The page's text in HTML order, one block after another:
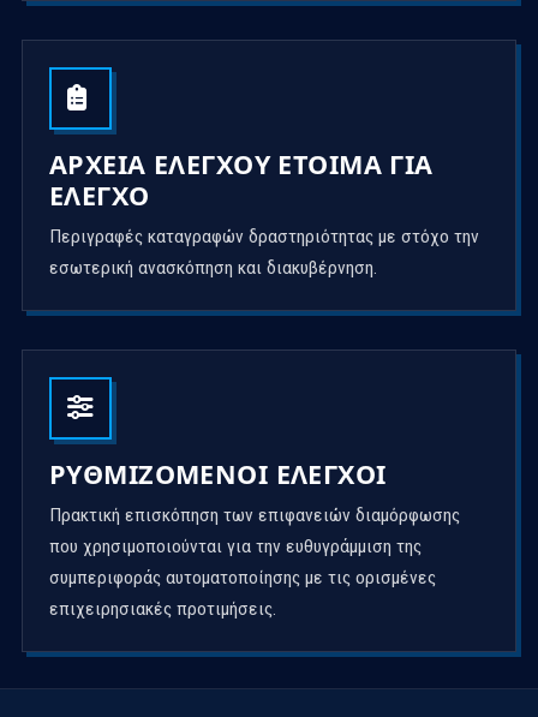
ΑΡΧΕΊΑ ΕΛΈΓΧΟΥ ΈΤΟΙΜΑ ΓΙΑ
ΈΛΕΓΧΟ
Περιγραφές καταγραφών δραστηριότητας με στόχο την
εσωτερική ανασκόπηση και διακυβέρνηση.
ΡΥΘΜΙΖΌΜΕΝΟΙ ΈΛΕΓΧΟΙ
Πρακτική επισκόπηση των επιφανειών διαμόρφωσης
που χρησιμοποιούνται για την ευθυγράμμιση της
συμπεριφοράς αυτοματοποίησης με τις ορισμένες
επιχειρησιακές προτιμήσεις.